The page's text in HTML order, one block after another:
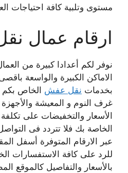
مستوى وتلبية كافة احتياجات
ارقام عمال
نوفر لكم أعدادا كبيرة من
الاماكن الكبيرة والواسعة
بخدمات نقل عفش الخاص
غرف النوم و المعيشة والأجهزة
الأسعار والتخفيضات على
الخاصة بك فلا تتردد فى
عبر الارقام المتوفرة أسفل
للرد على كافة الاستفسارات
بالأسعار والتفاصيل كالموقع